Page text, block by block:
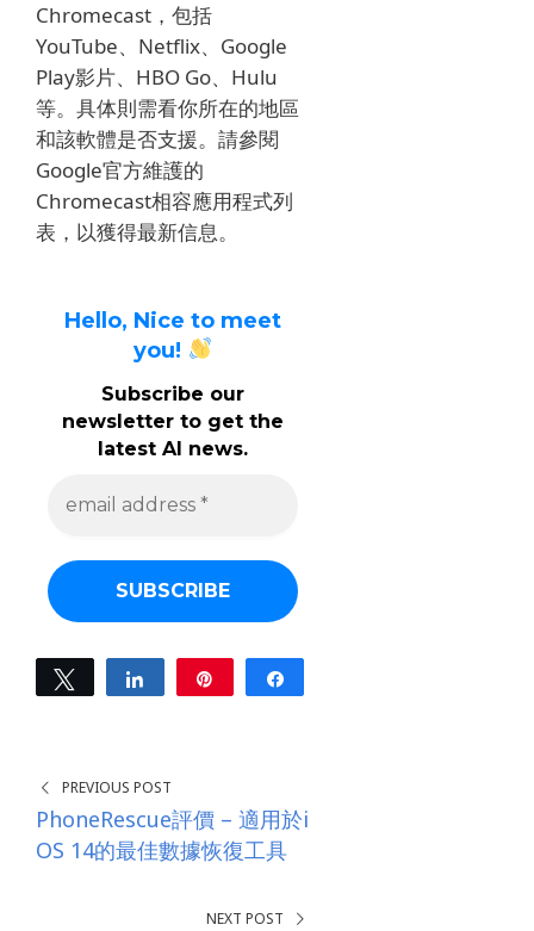
Chromecast，包括
YouTube、Netflix、Google
Play影片、HBO Go、Hulu
等。具体則需看你所在的地區
和該軟體是否支援。請參閱
Google官方維護的
Chromecast相容應用程式列
表，以獲得最新信息。
Hello, Nice to meet
you!
Subscribe our
newsletter to get the
latest AI news.
a
d
r
e
s
Tweet Share
PREVIOUS POST
PhoneRescue評價 – 適用於i
OS 14的最佳數據恢復工具
NEXT POST